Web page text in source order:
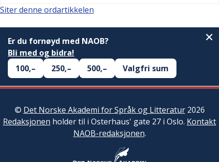
Siter denne ordartikkelen
Er du fornøyd med NAOB?
Bli med og bidra!
100,–
250,– 500,– Valgfri sum
© Det Norske Akademi for Språk og Litteratur2026
Redaksjonen holder til i Osterhaus' gate 27 i Oslo. Kontakt
NAOB-redaksjonen.